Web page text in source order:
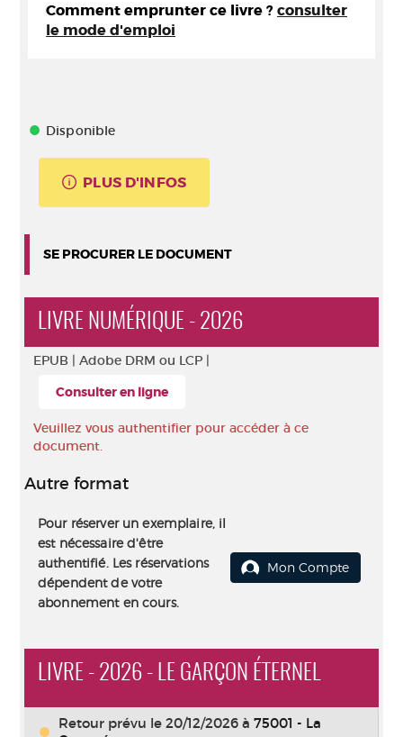
Comment emprunter ce livre ? consulter
le mode d'emploi
Disponible
PLUS D'INFOS
SE PROCURER LE DOCUMENT
LIVRE NUMÉRIQUE - 2026
EPUB | Adobe DRM ou LCP |
Consulter en ligne
Veuillez vous authentifier pour accéder à ce
document.
Autre format
Pour réserver un exemplaire, il
est nécessaire d'être
authentifié. Les réservations
dépendent de votre
abonnement en cours.
Mon Compte
LIVRE - 2026 - LE GARÇON ÉTERNEL
Retour prévu le 20/12/2026 à 75001 - La